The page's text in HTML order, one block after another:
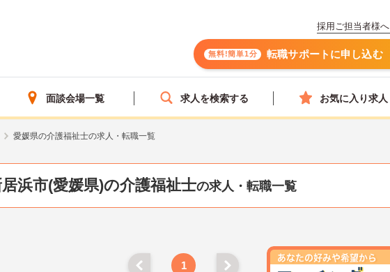
採用ご担当者様へ
無料!簡単1分 転職サポートに申し込む
面談会場一覧 求人を検索する お気に入り求人
愛媛県の介護福祉士の求人・転職一覧
浜市(愛媛県)の介護福祉士の求人・転職一覧
1